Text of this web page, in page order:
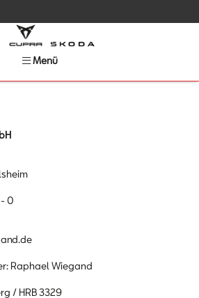
Menü
0
Raphael Wiegand
/ HRB 3329